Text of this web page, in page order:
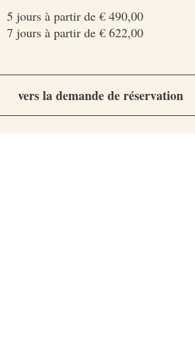
5 jours à partir de € 490,00
7 jours à partir de € 622,00
vers la demande de réservation